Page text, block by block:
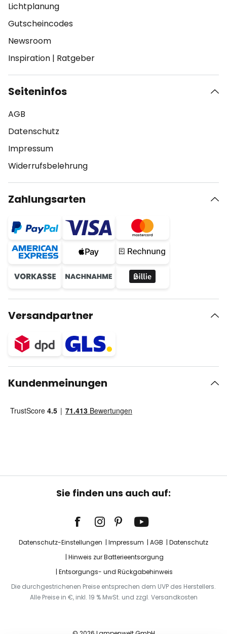
Lichtplanung
Gutscheincodes
Newsroom
Inspiration | Ratgeber
Seiteninfos
AGB
Datenschutz
Impressum
Widerrufsbelehrung
Zahlungsarten
Versandpartner
Kundenmeinungen
Sie finden uns auch auf:
Datenschutz-Einstellungen Impressum AGB
Datenschutz
Hinweis zur Batterieentsorgung
Entsorgungs- und Rückgabehinweis
Die durchgestrichenen Preise entsprechen dem UVP des Herstellers.
Alle Preise in €, inkl. 19 % MwSt. und zzgl. Versandkosten